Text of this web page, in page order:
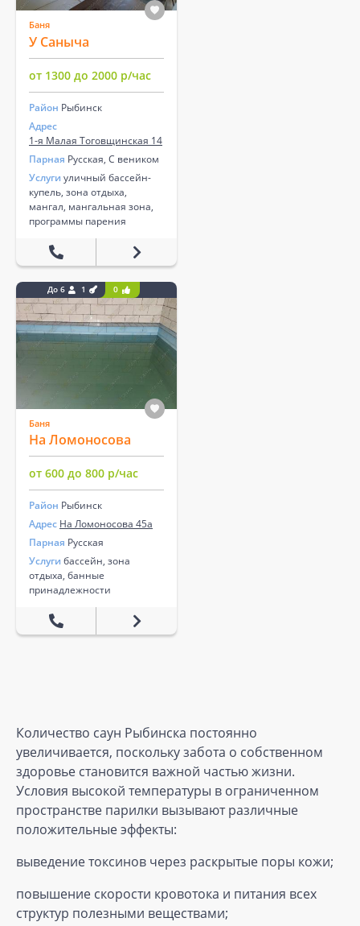
Баня
У Саныча
от 1300 до 2000 р/час
Район Рыбинск
Адрес
1-я Малая Тоговщинская 14
Парная Русская, С веником
Услуги уличный бассейн-
купель, зона отдыха,
мангал, мангальная зона,
программы парения
До 6 1 0
Баня
На Ломоносова
от 600 до 800 р/час
Район Рыбинск
Адрес На Ломоносова 45а
Парная Русская
Услуги бассейн, зона
отдыха, банные
принадлежности
Количество саун Рыбинска постоянно
увеличивается, поскольку забота о собственном
здоровье становится важной частью жизни.
Условия высокой температуры в ограниченном
пространстве парилки вызывают различные
положительные эффекты:
выведение токсинов через раскрытые поры кожи;
повышение скорости кровотока и питания всех
структур полезными веществами;